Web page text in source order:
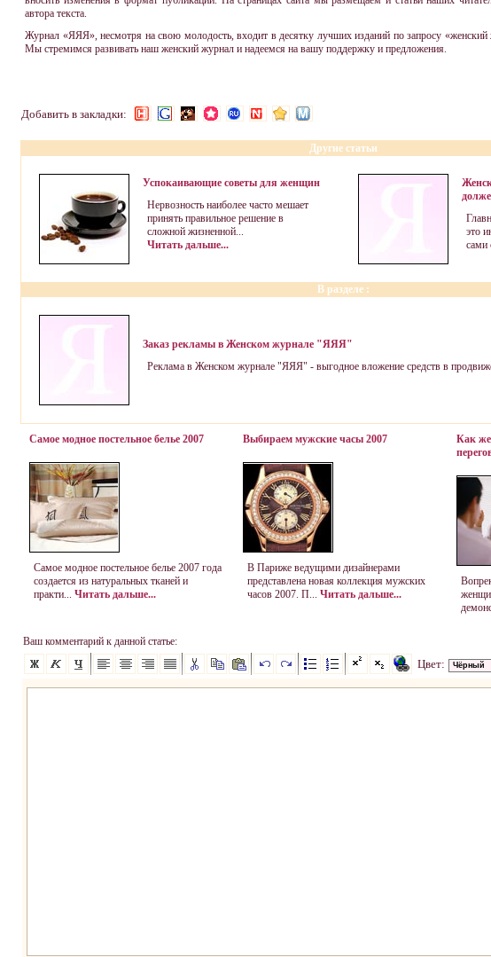
автора текста.
Журнал «ЯЯЯ», несмотря на свою молодость, входит в десятку лучших изданий по запросу «женский
Мы стремимся развивать наш женский журнал и надеемся на вашу поддержку и предложения.
Добавить в закладки:
Другие статьи
Успокаивающие советы для женщин
Нервозность наиболее часто мешает
принять правильное решение в
сложной жизненной...
Читать дальше...
это
сами
В разделе :
Заказ рекламы в Женском журнале "ЯЯЯ"
Реклама в Женском журнале "ЯЯЯ" - выгодное вложение средств в
Самое модное постельное белье 2007
Самое модное постельное белье 2007 года
создается из натуральных тканей и
практи... Читать дальше...
Выбираем мужские часы 2007
В Париже ведущими дизайнерами
представлена новая коллекция мужских
часов 2007. П... Читать дальше...
Как
Ваш комментарий к данной статье:
Цвет: